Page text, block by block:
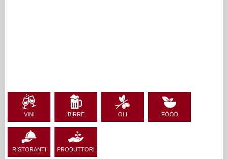
VINI BIRRE OLI FOOD
RISTORANTI PRODUTTORI